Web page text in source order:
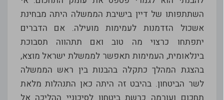
השתתפותו של דיין בישיבת הממשלה היתה מבחינת
אשכול הזדמנות לעמימות מועילה. אם הדברים
יתפתחו כרצוי מה טוב ואם תתהווה תסבוכת
בינלאומית, העמימות תאפשר לממשלת ישראל מוצא,
בהצגת המהלך כתקלה בהבנות בין ראש הממשלה
לשר הביטחון. בהיבט זה היתה כאן התנהלות מלאת